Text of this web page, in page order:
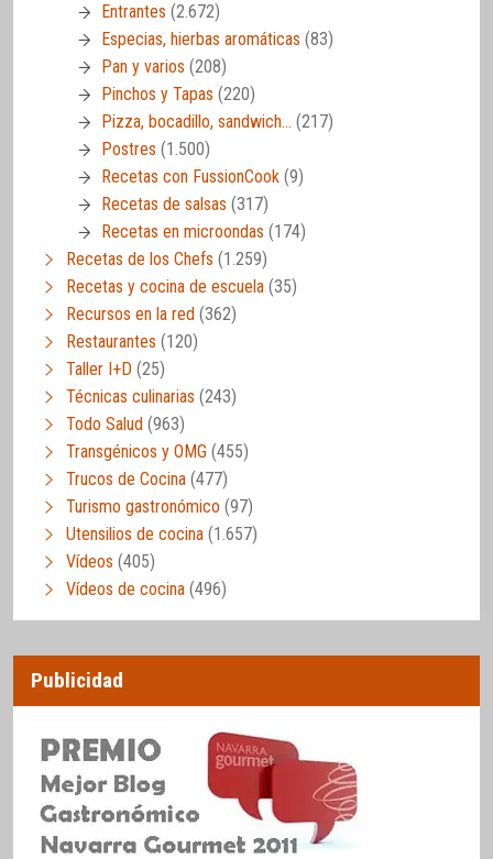
Entrantes (2.672)
Especias, hierbas aromáticas (83)
Pan y varios (208)
Pinchos y Tapas (220)
Pizza, bocadillo, sandwich… (217)
Postres (1.500)
Recetas con FussionCook (9)
Recetas de salsas (317)
Recetas en microondas (174)
Recetas de los Chefs (1.259)
Recetas y cocina de escuela (35)
Recursos en la red (362)
Restaurantes (120)
Taller I+D (25)
Técnicas culinarias (243)
Todo Salud (963)
Transgénicos y OMG (455)
Trucos de Cocina (477)
Turismo gastronómico (97)
Utensilios de cocina (1.657)
Vídeos (405)
Vídeos de cocina (496)
Publicidad